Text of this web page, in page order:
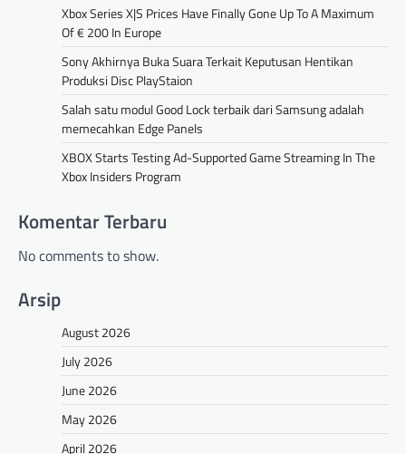
Xbox Series X|S Prices Have Finally Gone Up To A Maximum
Of € 200 In Europe
Sony Akhirnya Buka Suara Terkait Keputusan Hentikan
Produksi Disc PlayStaion
Salah satu modul Good Lock terbaik dari Samsung adalah
memecahkan Edge Panels
XBOX Starts Testing Ad-Supported Game Streaming In The
Xbox Insiders Program
Komentar Terbaru
No comments to show.
Arsip
August 2026
July 2026
June 2026
May 2026
April 2026